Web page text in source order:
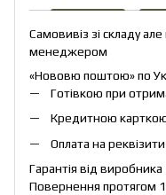
Самовивіз зі складу
менеджером
«Нововю поштою» по
Готівкою при
Кредитною
Оплата на реквізити
Гарантія від виробника
Повернення протягом